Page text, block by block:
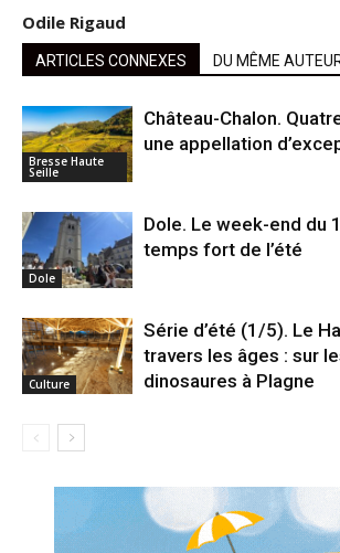
Odile Rigaud
ARTICLES CONNEXES DU MÊME
Bresse Haute
Seille
Château-Chalon.
une appellation
Dole
Dole. Le week-end du
temps fort de l’été
Culture
Série d’été (1/5). Le
travers les âges : sur
dinosaures à Plagne